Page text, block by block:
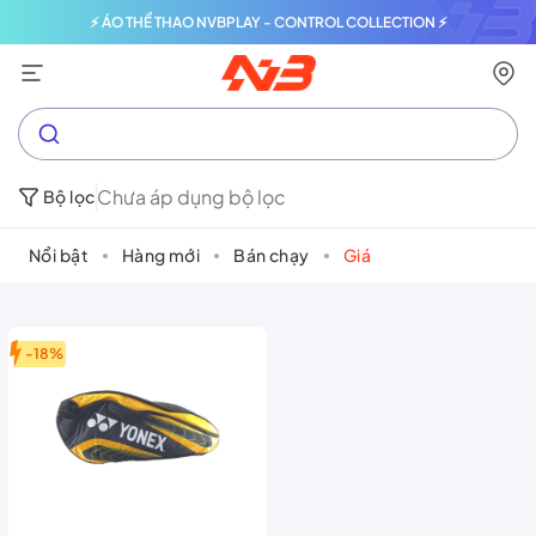
⚡ ÁO THỂ THAO NVBPLAY - CONTROL COLLECTION ⚡
Bộ lọcChưa áp dụng bộ lọc
Nổi bật Hàng mới Bán chạy Giá
-18%